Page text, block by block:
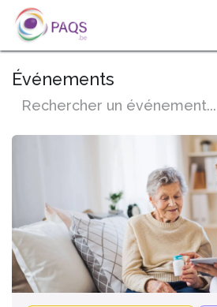
SE RENDRE AU CONTENU
Événements